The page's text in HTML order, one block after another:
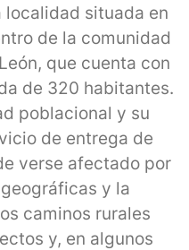
localidad situada en
de la comunidad
que cuenta con
de 320 habitantes.
poblacional y su
de entrega de
verse afectado por
y la
caminos rurales
y, en algunos